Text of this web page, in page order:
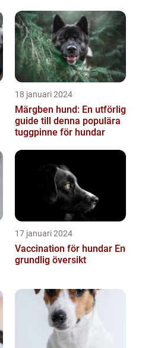
18 januari 2024
Märgben hund: En utförlig
guide till denna populära
tuggpinne för hundar
17 januari 2024
Vaccination för hundar En
grundlig översikt